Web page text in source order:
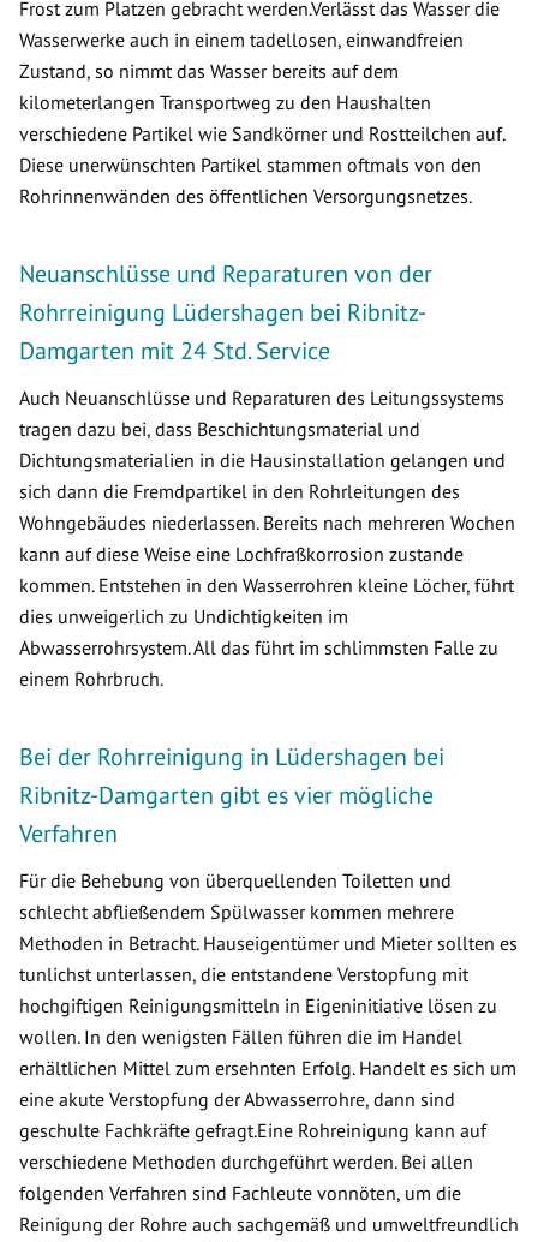
Frost zum Platzen gebracht werden.Verlässt das Wasser die
Wasserwerke auch in einem tadellosen, einwandfreien
Zustand, so nimmt das Wasser bereits auf dem
kilometerlangen Transportweg zu den Haushalten
verschiedene Partikel wie Sandkörner und Rostteilchen auf.
Diese unerwünschten Partikel stammen oftmals von den
Rohrinnenwänden des öffentlichen Versorgungsnetzes.
Neuanschlüsse und Reparaturen von der
Rohrreinigung Lüdershagen bei Ribnitz-
Damgarten mit 24 Std. Service
Auch Neuanschlüsse und Reparaturen des Leitungssystems
tragen dazu bei, dass Beschichtungsmaterial und
Dichtungsmaterialien in die Hausinstallation gelangen und
sich dann die Fremdpartikel in den Rohrleitungen des
Wohngebäudes niederlassen. Bereits nach mehreren Wochen
kann auf diese Weise eine Lochfraßkorrosion zustande
kommen. Entstehen in den Wasserrohren kleine Löcher, führt
dies unweigerlich zu Undichtigkeiten im
Abwasserrohrsystem. All das führt im schlimmsten Falle zu
einem Rohrbruch.
Bei der Rohrreinigung in Lüdershagen bei
Ribnitz-Damgarten gibt es vier mögliche
Verfahren
Für die Behebung von überquellenden Toiletten und
schlecht abfließendem Spülwasser kommen mehrere
Methoden in Betracht. Hauseigentümer und Mieter sollten es
tunlichst unterlassen, die entstandene Verstopfung mit
hochgiftigen Reinigungsmitteln in Eigeninitiative lösen zu
wollen. In den wenigsten Fällen führen die im Handel
erhältlichen Mittel zum ersehnten Erfolg. Handelt es sich um
eine akute Verstopfung der Abwasserrohre, dann sind
geschulte Fachkräfte gefragt.Eine Rohreinigung kann auf
verschiedene Methoden durchgeführt werden. Bei allen
folgenden Verfahren sind Fachleute vonnöten, um die
Reinigung der Rohre auch sachgemäß und umweltfreundlich